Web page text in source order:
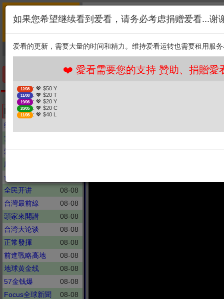
新闻
综艺 剧集
捐贈幫助
❤️ 愛看需要您的支持
: 💖 $50 Y
11/08
19/06 : 💖 $20 Y
2. 点击捐赠
Latest updates
综艺大热门
女人我最大
爱玩客
04-22
麻辣天后传
命运好好玩
全民开讲
08-08
台灣最前線
08-08
頭家來開講
08-08
台湾大论谈
08-08
正常發揮
08-08
前進戰略高地
08-08
地球黄金线
08-08
57金钱爆
08-08
Focus全球新聞
08-08
如果您希望继续看到爱看，请务必考虑捐赠爱看...谢
爱看的更新，需要大量的时间和精力。维持爱看运转也需要租用服
❤️ 愛看需要您的支持 贊助、捐贈愛看
12/08 : 💖 $50 Y
11/08 : 💖 $20 T
19/06 : 💖 $20 Y
20/05 : 💖 $20 C
11/05 : 💖 $40 L